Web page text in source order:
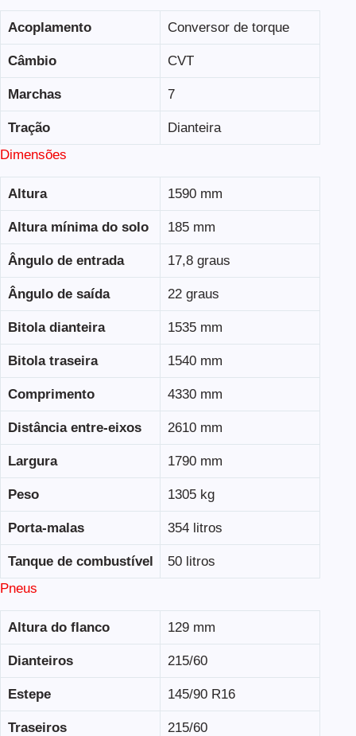
Acoplamento Conversor de torque
Câmbio CVT
Marchas 7
Tração
Dianteira
Dimensões
Altura 1590 mm
Altura mínima do solo 185 mm
Ângulo de entrada 17,8 graus
Ângulo de saída 22 graus
Bitola dianteira 1535 mm
Bitola traseira 1540 mm
Comprimento 4330 mm
Distância entre-eixos 2610 mm
Largura 1790 mm
Peso 1305 kg
Porta-malas 354 litros
Tanque de combustível
50 litros
Pneus
Altura do flanco 129 mm
Dianteiros 215/60
Estepe 145/90 R16
Traseiros 215/60